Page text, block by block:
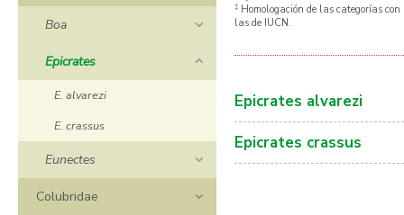
Boa
Epicrates
E. alvarezi
E. crassus
Eunectes
Colubridae
‡ Homologación de las categorías con
las de IUCN.
Epicrates alvarezi
Epicrates crassus